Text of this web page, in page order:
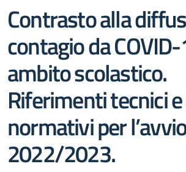
Contrasto alla
contagio da
ambito scolastico.
Riferimenti tecnici e
normativi per
2022/2023.